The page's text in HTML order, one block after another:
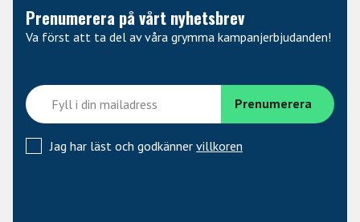
Prenumerera på vårt nyhetsbrev
Va först att ta del av våra grymma kampanjerbjudanden!
Jag har läst och godkänner villkoren